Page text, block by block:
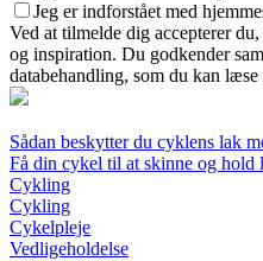
Jeg er indforstået med
Ved at tilmelde dig accepterer
og inspiration. Du godkender
databehandling, som du kan
Sådan beskytter du cyklens lak
Få din cykel til at skinne og hold
Cykling
Cykling
Cykelpleje
Vedligeholdelse